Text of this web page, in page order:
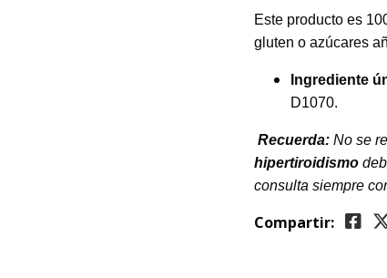
Este producto es
gluten o azúcares
Ingrediente
D1070.
Recuerda: No se
hipertiroidismo
consulta siempre
Compartir: